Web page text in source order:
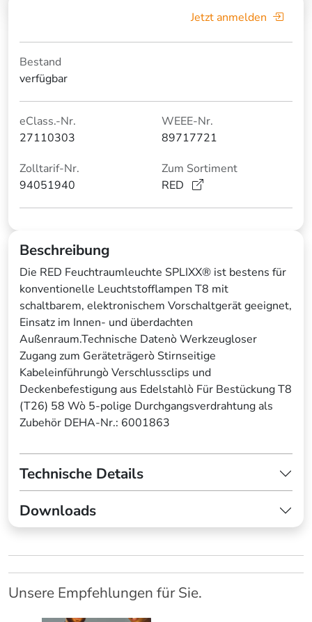
Jetzt anmelden
Bestand
verfügbar
eClass.-Nr.
27110303
WEEE-Nr.
89717721
Zolltarif-Nr.
94051940
Zum Sortiment
RED
Beschreibung
Die RED Feuchtraumleuchte SPLIXX® ist bestens für
konventionelle Leuchtstofflampen T8 mit
schaltbarem, elektronischem Vorschaltgerät geeignet,
Einsatz im Innen- und überdachten
Außenraum.Technische Datenò Werkzeugloser
Zugang zum Geräteträgerò Stirnseitige
Kabeleinführungò Verschlussclips und
Deckenbefestigung aus Edelstahlò Für Bestückung T8
(T26) 58 Wò 5-polige Durchgangsverdrahtung als
Zubehör DEHA-Nr.: 6001863
Technische Details
Downloads
Unsere Empfehlungen für Sie.